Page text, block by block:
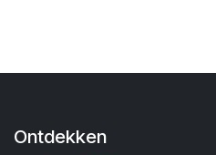
Ontdekken